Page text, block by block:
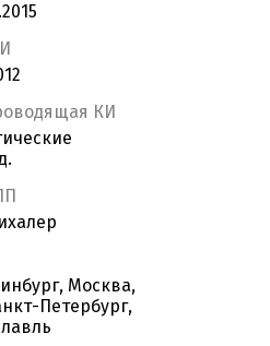
КИ
Москва,
Петербург,